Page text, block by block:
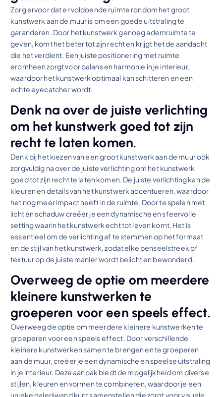
Zorg ervoor dat er voldoende ruimte rondom het groot
kunstwerk aan de muur is om een goede uitstraling te
garanderen. Door het kunstwerk genoeg ademruimte te
geven, komt het beter tot zijn recht en krijgt het de aandacht
die het verdient. Een juiste positionering met ruimte
eromheen zorgt voor balans en harmonie in je interieur,
waardoor het kunstwerk optimaal kan schitteren en een
echte eyecatcher wordt.
Denk na over de juiste verlichting
om het kunstwerk goed tot zijn
recht te laten komen.
Denk bij het kiezen van een groot kunstwerk aan de muur ook
zorgvuldig na over de juiste verlichting om het kunstwerk
goed tot zijn recht te laten komen. De juiste verlichting kan de
kleuren en details van het kunstwerk accentueren, waardoor
het nog meer impact heeft in de ruimte. Door te spelen met
licht en schaduw creëer je een dynamische en sfeervolle
setting waarin het kunstwerk echt tot leven komt. Het is
essentieel om de verlichting af te stemmen op het formaat
en de stijl van het kunstwerk, zodat elke penseelstreek of
textuur op de juiste manier wordt belicht en bewonderd.
Overweeg de optie om meerdere
kleinere kunstwerken te
groeperen voor een speels effect.
Overweeg de optie om meerdere kleinere kunstwerken te
groeperen voor een speels effect. Door verschillende
kleinere kunstwerken samen te brengen en te groeperen
aan de muur, creëer je een dynamische en speelse uitstraling
in je interieur. Deze aanpak biedt de mogelijkheid om diverse
stijlen, kleuren en vormen te combineren, waardoor je een